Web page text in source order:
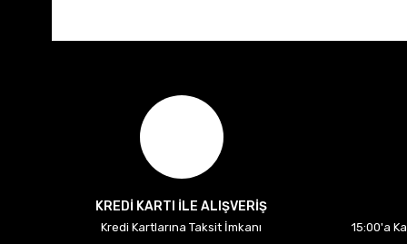
KREDİ KARTI İLE ALIŞVERİŞ
Kredi Kartlarına Taksit İmkanı
15:00'a